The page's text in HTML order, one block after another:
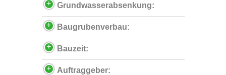
Grundwasserabsenkung:
Baugrubenverbau:
Bauzeit:
Auftraggeber: